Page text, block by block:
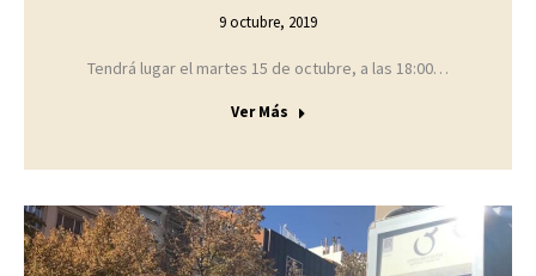
9 octubre, 2019
Tendrá lugar el martes 15 de octubre, a las 18:00…
Ver Más